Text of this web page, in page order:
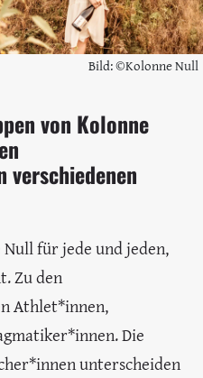
Bild: ©Kolonne Null
von Kolonne
verschiedenen
für jede und jeden,
Zu den
Athlet*innen,
Die
unterscheiden